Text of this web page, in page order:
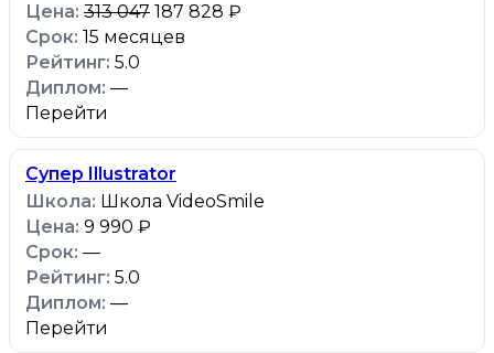
313 047 187 828 ₽
15 месяцев
5.0
—
Перейти
Супер Illustrator
Школа VideoSmile
9 990 ₽
—
5.0
—
Перейти